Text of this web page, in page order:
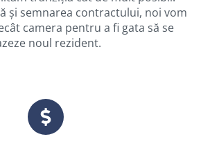
și semnarea contractului, noi vom
camera pentru a fi gata să se
noul rezident.